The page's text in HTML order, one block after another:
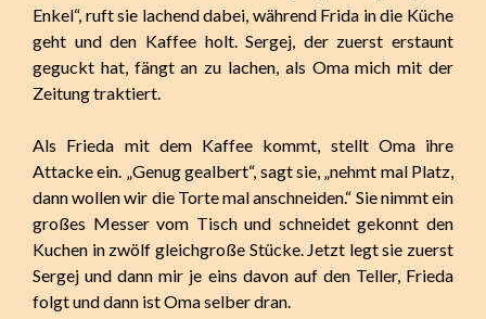
Enkel“, ruft sie lachend dabei, während Frida in die Küche
geht und den Kaffee holt. Sergej, der zuerst erstaunt
geguckt hat, fängt an zu lachen, als Oma mich mit der
Zeitung traktiert.
Als Frieda mit dem Kaffee kommt, stellt Oma ihre
Attacke ein. „Genug gealbert“, sagt sie, „nehmt mal Platz,
dann wollen wir die Torte mal anschneiden.“ Sie nimmt ein
großes Messer vom Tisch und schneidet gekonnt den
Kuchen in zwölf gleichgroße Stücke. Jetzt legt sie zuerst
Sergej und dann mir je eins davon auf den Teller, Frieda
folgt und dann ist Oma selber dran.